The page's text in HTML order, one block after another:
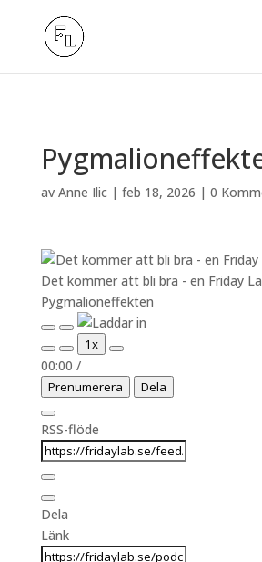
av Anne Ilic| feb 18, 2026 | 0
Det kommer att bli bra - en Friday
Pygmalioneffekten
Spela
upp
avsnitt
Pausa
avnitt
1x
00:00 /
Prenumerera Dela
RSS-flöde
Dela
Länk